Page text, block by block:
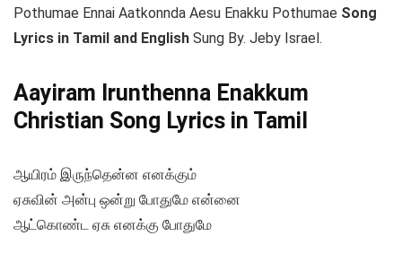
Pothumae Ennai Aatkonnda Aesu Enakku Pothumae Song
Lyrics in Tamil and English Sung By. Jeby Israel.
Aayiram Irunthenna Enakkum
Christian Song Lyrics in Tamil
ஆயிரம் இருந்தென்ன எனக்கும்
ஏசுவின் அன்பு ஒன்று போதுமே என்னை
ஆட்கொண்ட ஏசு எனக்கு போதுமே